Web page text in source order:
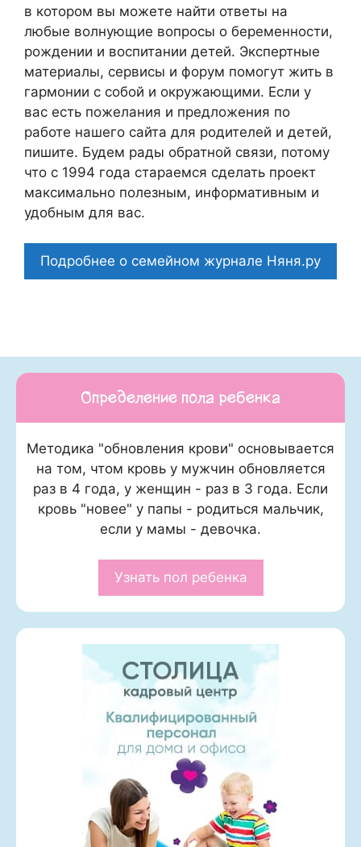
в котором вы можете найти ответы на
любые волнующие вопросы о беременности,
рождении и воспитании детей. Экспертные
материалы, сервисы и форум помогут жить в
гармонии с собой и окружающими. Если у
вас есть пожелания и предложения по
работе нашего сайта для родителей и детей,
пишите. Будем рады обратной связи, потому
что c 1994 года стараемся сделать проект
максимально полезным, информативным и
удобным для вас.
Подробнее о семейном журнале Няня.ру
Определение пола ребенка
Методика "обновления крови" основывается
на том, чтом кровь у мужчин обновляется
раз в 4 года, у женщин - раз в 3 года. Если
кровь "новее" у папы - родиться мальчик,
если у мамы - девочка.
Узнать пол ребенка